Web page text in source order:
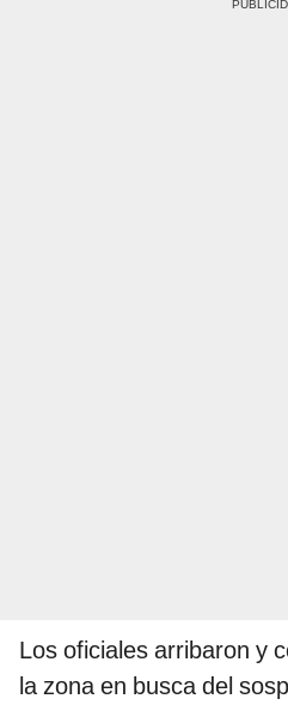
Los oficiales arribaron y
la zona en busca del